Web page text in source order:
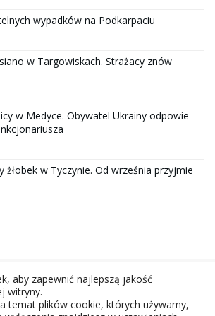
wypadków na Podkarpaciu
w Targowiskach. Strażacy znów
w Medyce. Obywatel Ukrainy odpowie
żłobek w Tyczynie. Od września przyjmie
aby zapewnić najlepszą jakość
witryny.
temat plików cookie, których używamy,